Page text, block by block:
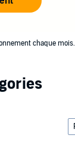
chaque mois.